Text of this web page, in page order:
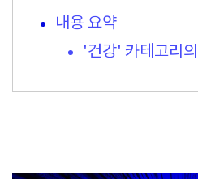
내용 요약
'건강' 카테고리